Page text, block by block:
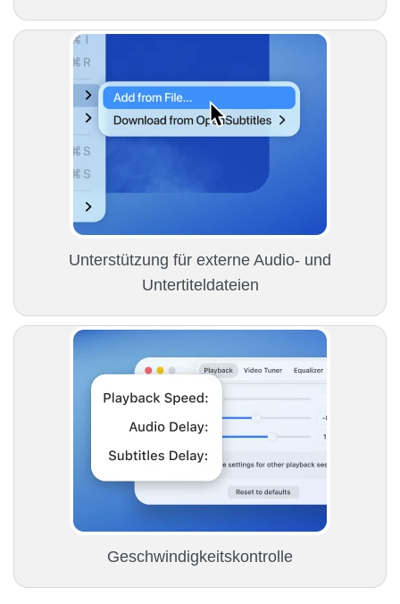
Unterstützung für externe Audio- und
Untertiteldateien
Geschwindigkeitskontrolle